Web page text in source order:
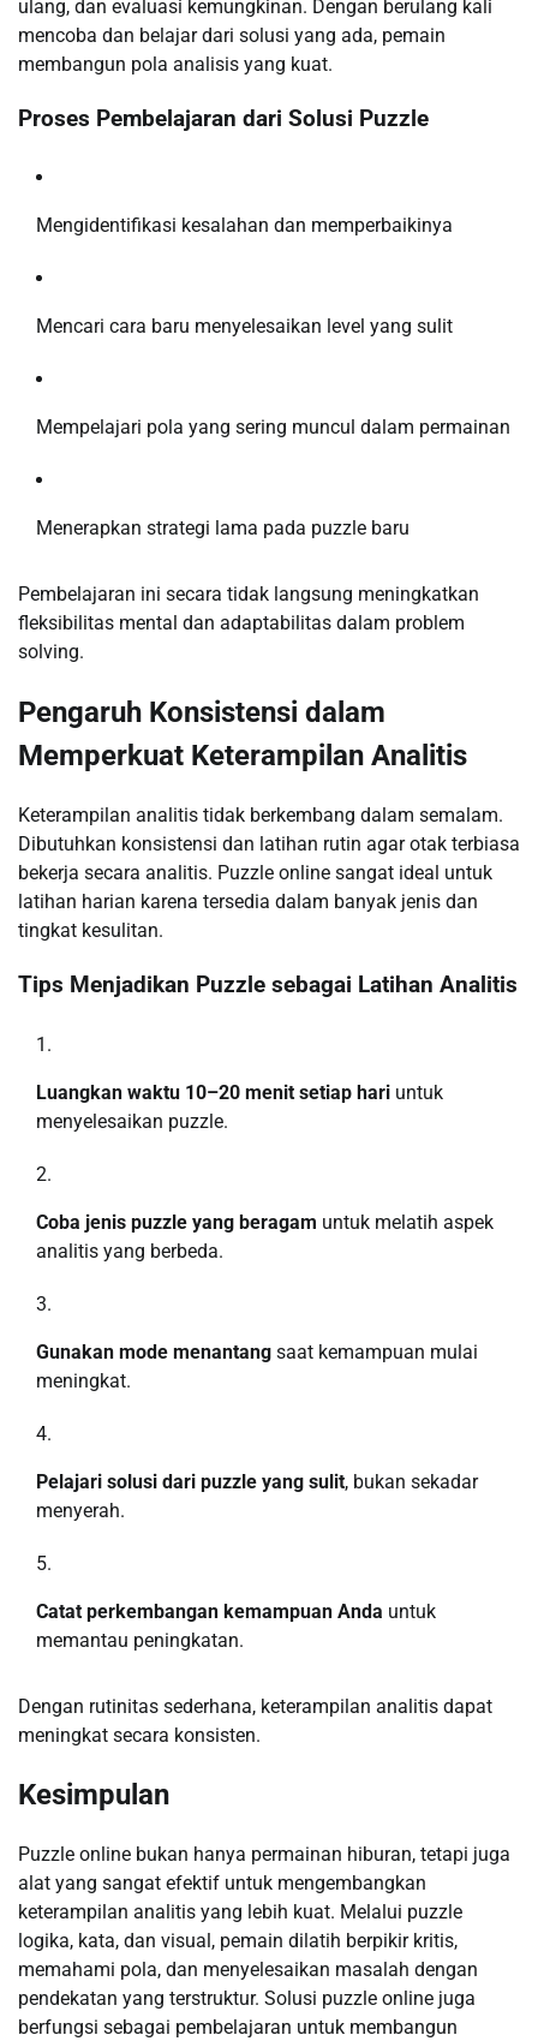
ulang, dan evaluasi kemungkinan. Dengan berulang kali
mencoba dan belajar dari solusi yang ada, pemain
membangun pola analisis yang kuat.
Proses Pembelajaran dari Solusi Puzzle
Mengidentifikasi kesalahan dan memperbaikinya
Mencari cara baru menyelesaikan level yang sulit
Mempelajari pola yang sering muncul dalam permainan
Menerapkan strategi lama pada puzzle baru
Pembelajaran ini secara tidak langsung meningkatkan
fleksibilitas mental dan adaptabilitas dalam problem
solving.
Pengaruh Konsistensi dalam
Memperkuat Keterampilan Analitis
Keterampilan analitis tidak berkembang dalam semalam.
Dibutuhkan konsistensi dan latihan rutin agar otak terbiasa
bekerja secara analitis. Puzzle online sangat ideal untuk
latihan harian karena tersedia dalam banyak jenis dan
tingkat kesulitan.
Tips Menjadikan Puzzle sebagai Latihan Analitis
Luangkan waktu 10–20 menit setiap hari untuk
menyelesaikan puzzle.
Coba jenis puzzle yang beragam untuk melatih aspek
analitis yang berbeda.
Gunakan mode menantang saat kemampuan mulai
meningkat.
Pelajari solusi dari puzzle yang sulit, bukan sekadar
menyerah.
Catat perkembangan kemampuan Anda untuk
memantau peningkatan.
Dengan rutinitas sederhana, keterampilan analitis dapat
meningkat secara konsisten.
Kesimpulan
Puzzle online bukan hanya permainan hiburan, tetapi juga
alat yang sangat efektif untuk mengembangkan
keterampilan analitis yang lebih kuat. Melalui puzzle
logika, kata, dan visual, pemain dilatih berpikir kritis,
memahami pola, dan menyelesaikan masalah dengan
pendekatan yang terstruktur. Solusi puzzle online juga
berfungsi sebagai pembelajaran untuk membangun